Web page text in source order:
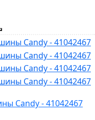
Candy - 41042467